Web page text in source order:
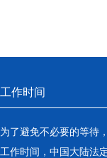
工作时间
为了避免不必要的等待
工作时间，中国大陆法